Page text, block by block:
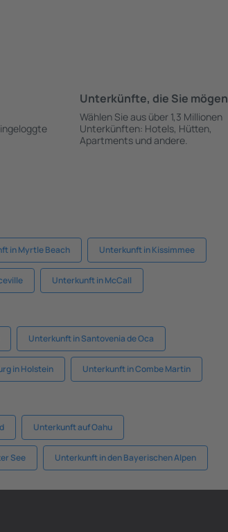
Unterkünfte, die Sie mögen
Wählen Sie aus über 1,3 Millionen
Unterkünften: Hotels, Hütten,
Apartments und andere.
in Myrtle Beach Unterkunft in Kissimmee
Unterkunft in McCall
Unterkunft in Santovenia de Oca
in Holstein Unterkunft in Combe Martin
Unterkunft auf Oahu
See Unterkunft in den Bayerischen Alpen